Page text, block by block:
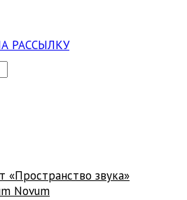
РАССЫЛКУ
«Пространство звука»
Novum